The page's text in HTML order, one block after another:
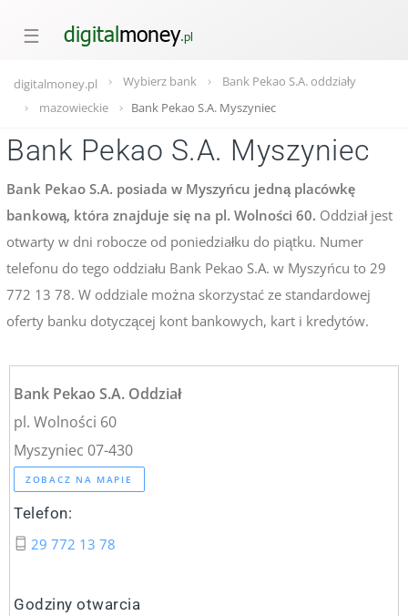
☰
digitalmoney.pl Wybierz bank
Bank Pekao S.A. oddziały
mazowieckie
Bank Pekao S.A. Myszyniec
Bank Pekao S.A. Myszyniec
Bank Pekao S.A. posiada w Myszyńcu jedną placówkę
bankową, która znajduje się na pl. Wolności 60. Oddział jest
otwarty w dni robocze od poniedziałku do piątku. Numer
telefonu do tego oddziału Bank Pekao S.A. w Myszyńcu to 29
772 13 78. W oddziale można skorzystać ze standardowej
oferty banku dotyczącej kont bankowych, kart i kredytów.
Bank Pekao S.A. Oddział
pl. Wolności 60
Myszyniec 07-430
ZOBACZ NA MAPIE
Telefon:
29 772 13 78
Godziny otwarcia